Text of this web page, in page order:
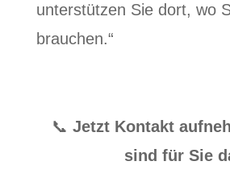
unterstützen Sie dort, wo
brauchen.“
📞 Jetzt Kontakt
sind für Sie